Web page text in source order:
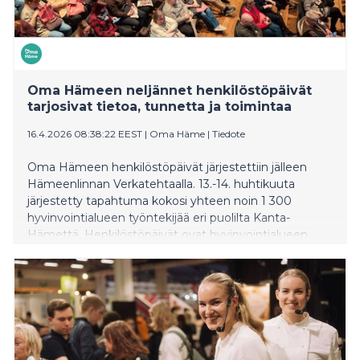
Oma Hämeen neljännet henkilöstöpäivät
tarjosivat tietoa, tunnetta ja toimintaa
16.4.2026 08:38:22 EEST | Oma Häme | Tiedote
Oma Hämeen henkilöstöpäivät järjestettiin jälleen
Hämeenlinnan Verkatehtaalla. 13.-14. huhtikuuta
järjestetty tapahtuma kokosi yhteen noin 1 300
hyvinvointialueen työntekijää eri puolilta Kanta-
Hämettä. Henkilöstöpäivät ovat hyvinvointialueen
on vahvistaa yhteistä suuntaa, jakaa osaamista ja lisätä
työssä jaksamista. Kahden päivän toteutuksella
pyritään varmistamaan, että mahdollisimman monella
työntekijällä on mahdollisuus osallistua työn ja
vuorojen puitteissa. Tapahtuman avannut
aluehallituksen puheenjohtaja Kaisa Lepola (sd.)